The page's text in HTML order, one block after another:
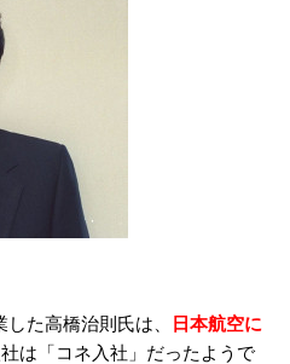
た高橋治則氏は、
日本航空に
は「コネ入社」だったようで